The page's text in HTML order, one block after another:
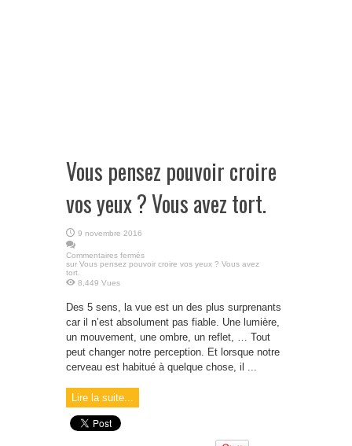
Vous pensez pouvoir croire
vos yeux ? Vous avez tort.
9 novembre 2016
Commentaires fermés
sur Vous pensez pouvoir croire vos yeux ? Vous avez
tort.
8,449 Vues
Des 5 sens, la vue est un des plus surprenants
car il n’est absolument pas fiable. Une lumière,
un mouvement, une ombre, un reflet, … Tout
peut changer notre perception. Et lorsque notre
cerveau est habitué à quelque chose, il ...
Lire la suite...